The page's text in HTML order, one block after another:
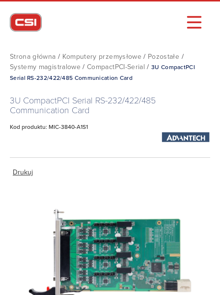
Strona główna / Komputery przemysłowe / Pozostałe /
Systemy magistralowe /CompactPCI-Serial /3U CompactPCI
Serial RS-232/422/485 Communication Card
3U CompactPCI Serial RS-232/422/485
Communication Card
Kod produktu: MIC-3840-A1S1
Drukuj